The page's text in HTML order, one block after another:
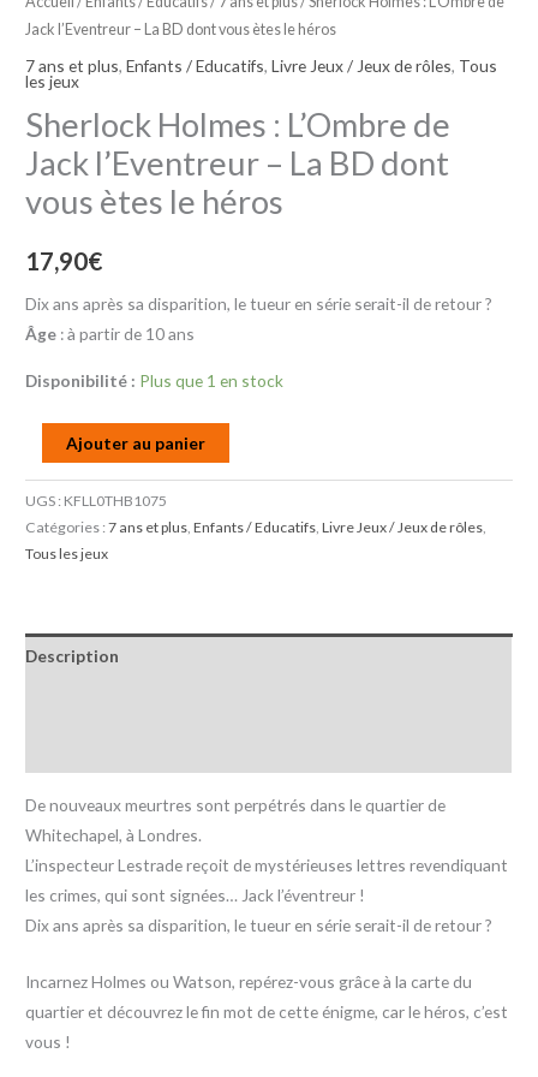
Jack l’Eventreur – La BD dont vous ètes le héros
7 ans et plus,Enfants / Educatifs,Livre Jeux / Jeux de rôles, Tous
les jeux
Sherlock Holmes : L’Ombre de
Jack l’Eventreur – La BD dont
vous ètes le héros
17,90€
Dix ans après sa disparition, le tueur en série serait-il de retour ?
Âge : à partir de 10 ans
Disponibilité : Plus que 1 en stock
Ajouter au panier
UGS : KFLL0THB1075
Catégories :7 ans et plus,Enfants / Educatifs,Livre Jeux / Jeux de rôles,
Tous les jeux
Description
De nouveaux meurtres sont perpétrés dans le quartier de
Whitechapel, à Londres.
L’inspecteur Lestrade reçoit de mystérieuses lettres revendiquant
les crimes, qui sont signées… Jack l’éventreur !
Dix ans après sa disparition, le tueur en série serait-il de retour ?
Incarnez Holmes ou Watson, repérez-vous grâce à la carte du
quartier et découvrez le fin mot de cette énigme, car le héros, c’est
vous !